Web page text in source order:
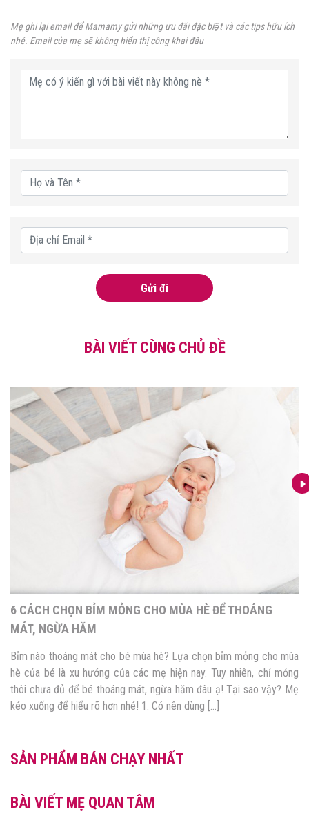
Mẹ ghi lại email để Mamamy gửi những ưu đãi đặc biệt và các tips hữu ích
nhé. Email của mẹ sẽ không hiển thị công khai đâu
Gửi đi
BÀI VIẾT CÙNG CHỦ ĐỀ
6 CÁCH CHỌN BỈM MỎNG CHO MÙA HÈ ĐỂ THOÁNG
MÁT, NGỪA HĂM
Bỉm nào thoáng mát cho bé mùa hè? Lựa chọn bỉm mỏng cho mùa
hè của bé là xu hướng của các mẹ hiện nay. Tuy nhiên, chỉ mỏng
thôi chưa đủ để bé thoáng mát, ngừa hăm đâu ạ! Tại sao vậy? Mẹ
kéo xuống để hiểu rõ hơn nhé! 1. Có nên dùng […]
SẢN PHẨM BÁN CHẠY NHẤT
BÀI VIẾT MẸ QUAN TÂM